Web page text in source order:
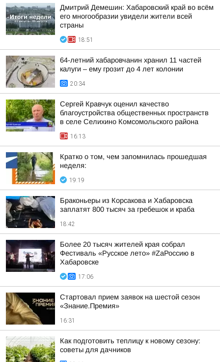
Дмитрий Демешин: Хабаровский край во всём
его многообразии увидели жители всей
страны
18:51
64-летний хабаровчанин хранил 11 частей
калуги – ему грозит до 4 лет колонии
20:34
Сергей Кравчук оценил качество
благоустройства общественных пространств
в селе Селихино Комсомольского района
16:13
Кратко о том, чем запомнилась прошедшая
неделя:
19:19
Браконьеры из Корсакова и Хабаровска
заплатят 800 тысяч за гребешок и краба
18:42
Более 20 тысяч жителей края собрал
Фестиваль «Русское лето» #ZaРоссию в
Хабаровске
17:06
Стартовал прием заявок на шестой сезон
«Знание.Премия»
16:31
Как подготовить теплицу к новому сезону:
советы для дачников